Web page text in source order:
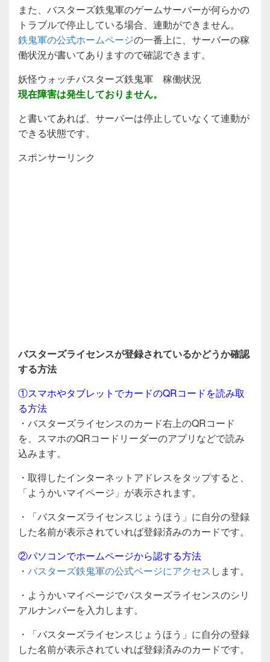
また、バスターズ鉄鬼軍のゲームサーバーが何らかの
トラブルで停止している場合、連動ができません。
鉄鬼軍の公式ホームページの一番上に、サーバーの稼
働状況が書いてありますので確認できます。
妖怪ウォッチバスターズ鉄鬼軍 稼働状況
現在障害は発生しておりません。
と書いてあれば、サーバーは停止していなくて連動が
できる状態です。
スポンサーリンク
バスターズライセンスが登録されているかどうか確認
する方法
①スマホやタブレットでカードのQRコードを読み取
る方法
・バスターズライセンスのカード右上のQRコード
を、スマホのQRコードリーダーのアプリなどで読み
込みます。
・取得したインターネットアドレスをタップすると、
「ようかいマイページ」が表示されます。
・「バスターズライセンスじょうほう」に自分の登録
した名前が表示されていれば登録済みのカードです。
②パソコンでホームページから認する方法
・ バスターズ鉄鬼軍の公式ページにアクセス します。
・ようかいマイページでバスターズライセンスのシリ
アルナンバーを入力します。
・「バスターズライセンスじょうほう」に自分の登録
した名前が表示されていれば登録済みのカードです。